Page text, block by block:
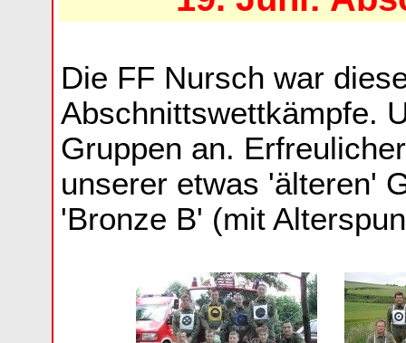
Die FF Nursch war
Abschnittswettkämpfe.
Gruppen an.
unserer etwas 'älteren'
'Bronze B' (mit